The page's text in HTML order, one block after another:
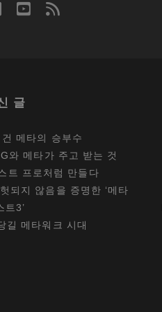
facebook
youtube
rss
글
메타의 승부수
와 메타가 주고 받는 것
트 프로처럼 만들다
되지 않음을 증명한 ‘메타
트3’
길 메타워크 시대